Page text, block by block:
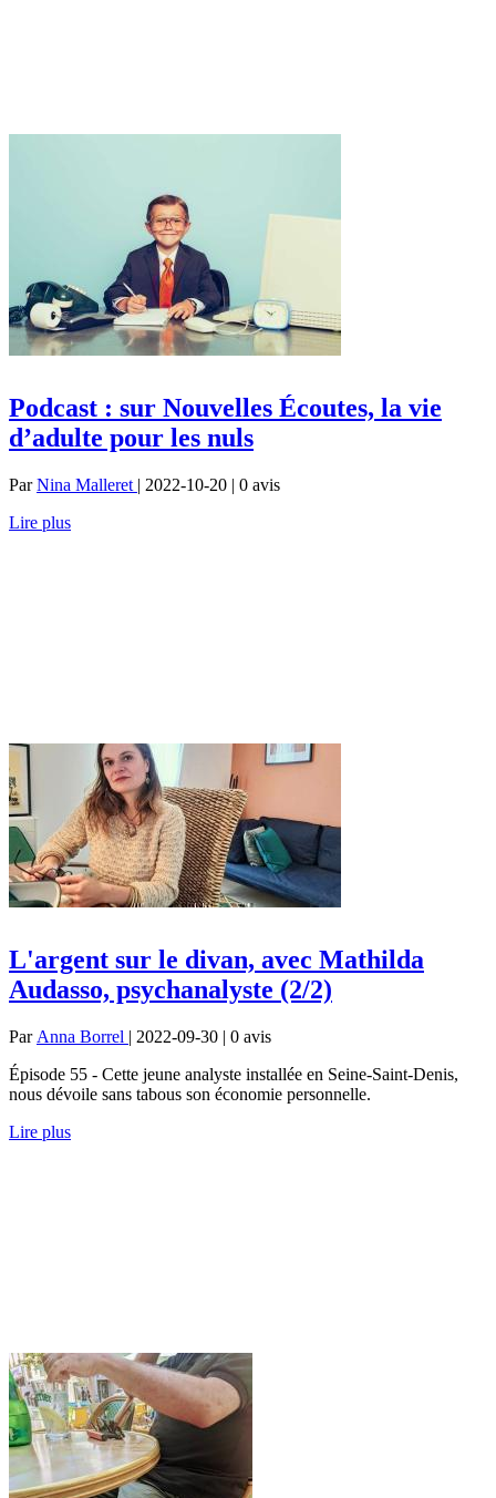
Podcast : sur Nouvelles Écoutes, la vie
d’adulte pour les nuls
ParNina Malleret | 2022-10-20 | 0 avis
Lire plus
L'argent sur le divan, avec Mathilda
Audasso, psychanalyste (2/2)
Par Anna Borrel | 2022-09-30 | 0 avis
Épisode 55 - Cette jeune analyste installée en Seine-Saint-Denis,
nous dévoile sans tabous son économie personnelle.
Lire plus